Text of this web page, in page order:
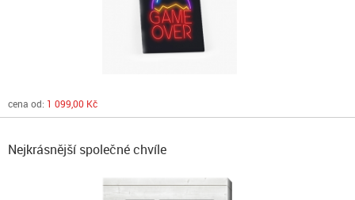
cena od: 1 099,00 Kč
Nejkrásnější společné chvíle